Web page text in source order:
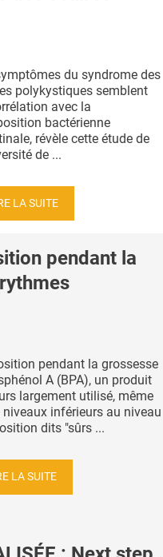
du syndrome des
polykystiques semblent
avec la
bactérienne
révèle cette étude de
de ...
LA SUITE
pendant la
pendant la grossesse
A (BPA), un produit
largement utilisé, même
niveaux inférieurs au niveau
dits "sûrs ...
LA SUITE